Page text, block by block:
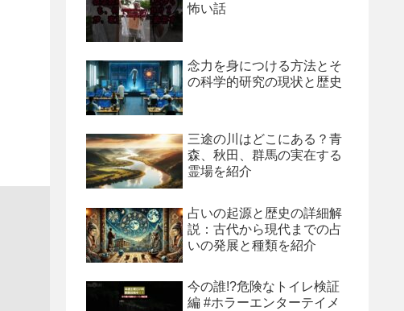
怖い話
念力を身につける方法とそ
の科学的研究の現状と歴史
三途の川はどこにある？青
森、秋田、群馬の実在する
霊場を紹介
占いの起源と歴史の詳細解
説：古代から現代までの占
いの発展と種類を紹介
今の誰!?危険なトイレ検証
編 #ホラーエンターテイメ